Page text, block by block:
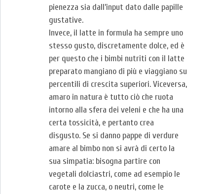
pienezza sia dall’input dato dalle papille
gustative.
Invece, il latte in formula ha sempre uno
stesso gusto, discretamente dolce, ed è
per questo che i bimbi nutriti con il latte
preparato mangiano di più e viaggiano su
percentili di crescita superiori. Viceversa,
amaro in natura è tutto ciò che ruota
intorno alla sfera dei veleni e che ha una
certa tossicità, e pertanto crea
disgusto. Se si danno pappe di verdure
amare al bimbo non si avrà di certo la
sua simpatia: bisogna partire con
vegetali dolciastri, come ad esempio le
carote e la zucca, o neutri, come le